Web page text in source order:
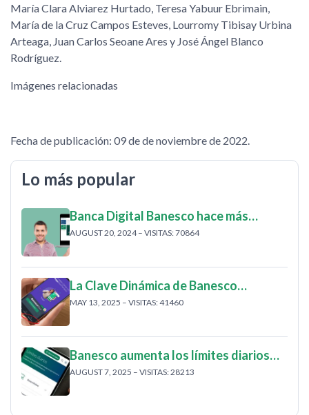
María Clara Alviarez Hurtado, Teresa Yabuur Ebrimain,
María de la Cruz Campos Esteves, Lourromy Tibisay Urbina
Arteaga, Juan Carlos Seoane Ares y José Ángel Blanco
Rodríguez.
Imágenes relacionadas
Fecha de publicación: 09 de de noviembre de 2022.
Lo más popular
Banca Digital Banesco hace más…
AUGUST 20, 2024 – VISITAS: 70864
La Clave Dinámica de Banesco…
MAY 13, 2025 – VISITAS: 41460
Banesco aumenta los límites diarios…
AUGUST 7, 2025 – VISITAS: 28213